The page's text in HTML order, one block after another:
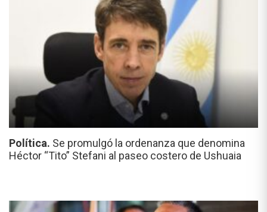
Política. Se promulgó la ordenanza que denomina
Héctor “Tito” Stefani al paseo costero de Ushuaia